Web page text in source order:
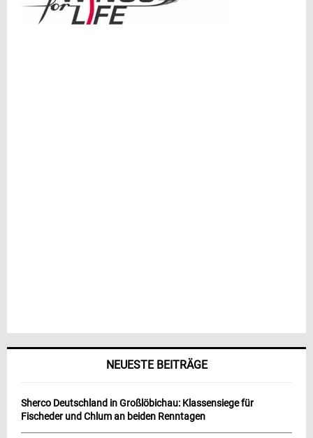
NEUESTE BEITRÄGE
Sherco Deutschland in Großlöbichau: Klassensiege für
Fischeder und Chlum an beiden Renntagen